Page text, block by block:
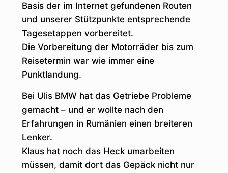
Basis der im Internet gefundenen Routen
und unserer Stützpunkte entsprechende
Tagesetappen vorbereitet.
Die Vorbereitung der Motorräder bis zum
Reisetermin war wie immer eine
Punktlandung.
Bei Ulis BMW hat das Getriebe Probleme
gemacht – und er wollte nach den
Erfahrungen in Rumänien einen breiteren
Lenker.
Klaus hat noch das Heck umarbeiten
müssen, damit dort das Gepäck nicht nur